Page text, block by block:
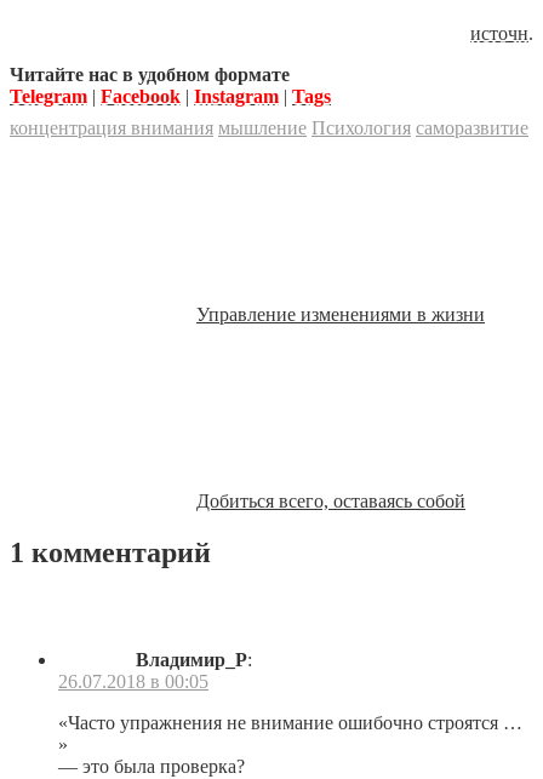
источн.
Читайте нас в удобном формате
Telegram | Facebook | Instagram | Tags
концентрация внимания мышление Психология саморазвитие
Управление изменениями в жизни
Добиться всего, оставаясь собой
1 комментарий
Владимир_Р:
26.07.2018 в 00:05
«Часто упражнения не внимание ошибочно строятся …
»
— это была проверка?